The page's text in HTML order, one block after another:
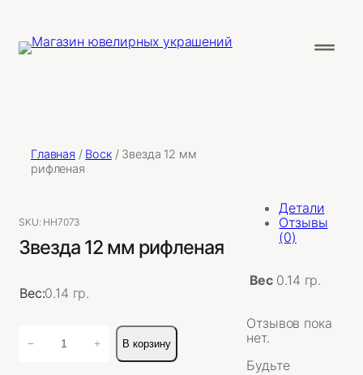
Главная / Воск/ Звезда 12 мм
рифленая
SKU: НН7073
Звезда 12 мм рифленая
Вес:0.14 гр.
товара
− + В корзину
Детали
Отзывы
(0)
Вес 0.14 гр.
Отзывов пока
нет.
Будьте